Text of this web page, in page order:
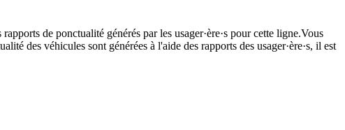
de ponctualité générés par les usager·ère·s pour cette ligne.Vous
des véhicules sont générées à l'aide des rapports des usager·ère·s, il est